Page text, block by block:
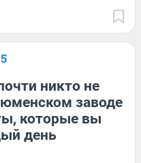
никто не
заводе
которые вы
день